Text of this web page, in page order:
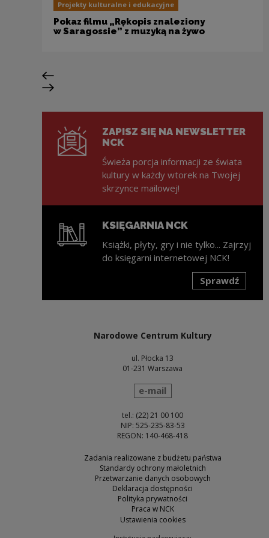
Projekty kulturalne i edukacyjne
Pokaz filmu „Rękopis znaleziony
w Saragossie” z muzyką na żywo
Poprzedni slajd
Następny slajd
ZAPISZ SIĘ NA NEWSLETTER
NCK
Świeża porcja informacji ze świata
kultury w każdy wtorek na Twojej
skrzynce mailowej!
KSIĘGARNIA NCK
Książki, płyty, gry i nie tylko... Zajrzyj
do księgarni internetowej NCK!
Sprawdź
Narodowe Centrum Kultury
ul. Płocka 13
01-231 Warszawa
wyślij wiadomość
e-mail
tel.: (22) 21 00 100
NIP: 525-235-83-53
REGON: 140-468-418
Zadania realizowane z budżetu państwa
Standardy ochrony małoletnich
Przetwarzanie danych osobowych
Deklaracja dostępności
Polityka prywatności
Praca w NCK
Ustawienia cookies